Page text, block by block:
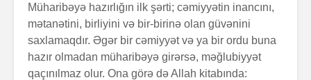
Müharibəyə hazırlığın ilk şərti; cəmiyyətin inancını,
mətanətini, birliyini və bir-birinə olan güvənini
saxlamaqdır. Əgər bir cəmiyyət və ya bir ordu buna
hazır olmadan müharibəyə girərsə, məğlubiyyət
qaçınılmaz olur. Ona görə də Allah kitabında: